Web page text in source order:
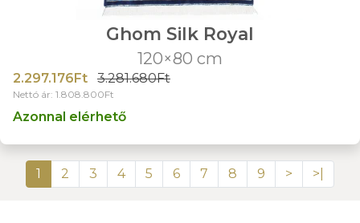
Ghom Silk Royal
120×80 cm
2.297.176Ft 3.281.680Ft
Nettó ár: 1.808.800Ft
Azonnal elérhető
1 2 3 4 5 6 7 8 9 > >|